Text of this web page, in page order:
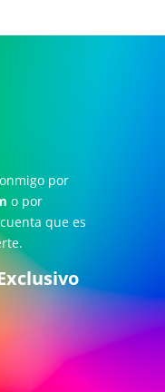
por
o por
que es